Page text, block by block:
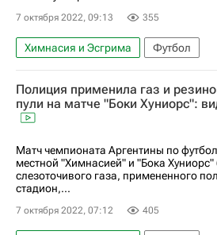
7 октября 2022, 09:13 355
Химнасия и Эсгрима
Футбол
Бока Хуниорс
AFA
Чемпионат Аргентины по футболу
Полиция применила газ и
пули на матче "Боки Хуниорс":
Матч чемпионата Аргентины по
местной "Химнасией" и "Бока
слезоточивого газа, примененного
стадион,...
7 октября 2022, 07:12 405